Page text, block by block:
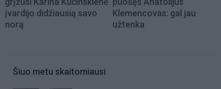
įvardijo didžiausią savo
norą
Klemencovas: gal jau
užtenka
Šiuo metu skaitomiausi